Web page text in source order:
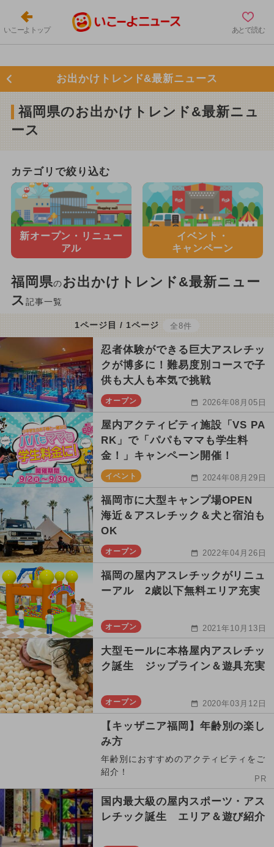
いこーよトップ あとで読む
お出かけトレンド&最新ニュース
福岡県のお出かけトレンド&最新ニュ
ース
カテゴリで絞り込む
新オープン・ リニュー
アル
イベント・
キャンペーン
福岡県のお出かけトレンド&最新ニュー
ス 記事一覧
1ページ目 / 1ページ 全8件
忍者体験ができる巨大アスレチッ
クが博多に！難易度別コースで子
供も大人も本気で挑戦
オープン 2026年08月05日
屋内アクティビティ施設「VS PA
RK」で「パパもママも学生料
金！」キャンペーン開催！
イベント 2024年08月29日
福岡市に大型キャンプ場OPEN
海近＆アスレチック＆犬と宿泊も
OK
オープン 2022年04月26日
福岡の屋内アスレチックがリニュ
ーアル 2歳以下無料エリア充実
オープン 2021年10月13日
大型モールに本格屋内アスレチッ
ク誕生 ジップライン＆遊具充実
オープン 2020年03月12日
【キッザニア福岡】年齢別の楽し
み方
年齢別におすすめのアクティビティをご
紹介！
PR
国内最大級の屋内スポーツ・アス
レチック誕生 エリア＆遊び紹介